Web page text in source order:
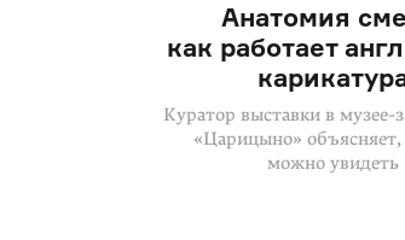
Анатомия
как работает
Куратор выставки в музее-
«Царицыно»
можно увидеть